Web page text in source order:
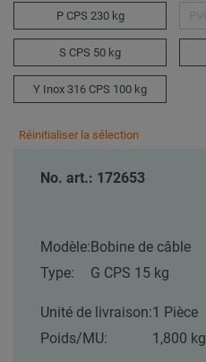
P CPS 230 kg
S CPS 50 kg
Y Inox 316 CPS 100 kg
Réinitialiser la sélection
No. art.: 172653
Modèle:Bobine de câble
Type:
G CPS 15 kg
Unité de livraison:1 Pièce
Poids/MU:
1,800 kg